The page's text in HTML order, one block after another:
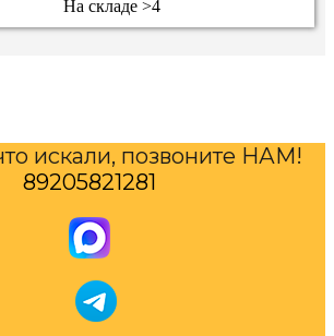
На складе >4
искали, позвоните НАМ!
89205821281